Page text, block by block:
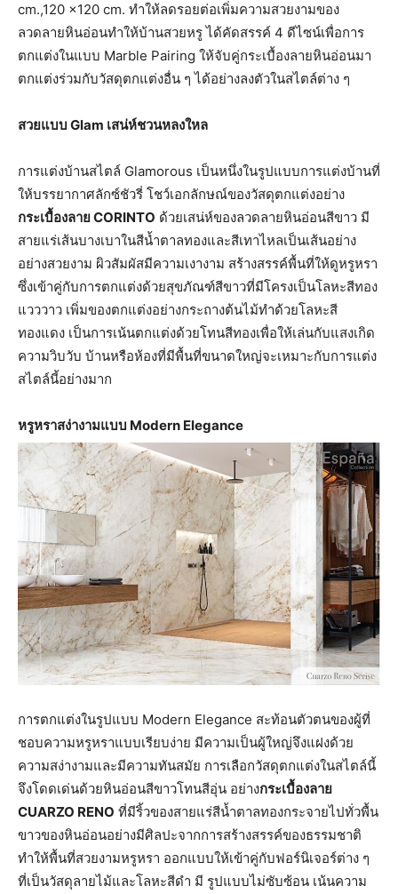
cm.,120 x120 cm. ทำให้ลดรอยต่อเพิ่มความสวยงามของ
ลวดลายหินอ่อนทำให้บ้านสวยหรู ได้คัดสรรค์ 4 ดีไซน์เพื่อการ
ตกแต่งในแบบ Marble Pairing ให้จับคู่กระเบื้องลายหินอ่อนมา
ตกแต่งร่วมกับวัสดุตกแต่งอื่น ๆ ได้อย่างลงตัวในสไตล์ต่าง ๆ
สวยแบบ Glam เสน่ห์ชวนหลงใหล
การแต่งบ้านสไตล์ Glamorous เป็นหนึ่งในรูปแบบการแต่งบ้านที่
ให้บรรยากาศลักซ์ชัวรี่ โชว์เอกลักษณ์ของวัสดุตกแต่งอย่าง
กระเบื้องลาย CORINTO ด้วยเสน่ห์ของลวดลายหินอ่อนสีขาว มี
สายแร่เส้นบางเบาในสีน้ำตาลทองและสีเทาไหลเป็นเส้นอย่าง
อย่างสวยงาม ผิวสัมผัสมีความเงางาม สร้างสรรค์พื้นที่ให้ดูหรูหรา
ซึ่งเข้าคู่กับการตกแต่งด้วยสุขภัณฑ์สีขาวที่มีโครงเป็นโลหะสีทอง
แวววาว เพิ่มของตกแต่งอย่างกระถางต้นไม้ทำด้วยโลหะสี
ทองแดง เป็นการเน้นตกแต่งด้วยโทนสีทองเพื่อให้เล่นกับแสงเกิด
ความวิบวับ บ้านหรือห้องที่มีพื้นที่ขนาดใหญ่จะเหมาะกับการแต่ง
สไตล์นี้อย่างมาก
หรูหราสง่างามแบบ Modern Elegance
การตกแต่งในรูปแบบ Modern Elegance สะท้อนตัวตนของผู้ที่
ชอบความหรูหราแบบเรียบง่าย มีความเป็นผู้ใหญ่จึงแฝงด้วย
ความสง่างามและมีความทันสมัย การเลือกวัสดุตกแต่งในสไตล์นี้
จึงโดดเด่นด้วยหินอ่อนสีขาวโทนสีอุ่น อย่างกระเบื้องลาย
CUARZO RENO ที่มีริ้วของสายแร่สีน้ำตาลทองกระจายไปทั่วพื้น
ขาวของหินอ่อนอย่างมีศิลปะจากการสร้างสรรค์ของธรรมชาติ
ทำให้พื้นที่สวยงามหรูหรา ออกแบบให้เข้าคู่กับฟอร์นิเจอร์ต่าง ๆ
ที่เป็นวัสดุลายไม้และโลหะสีดำ มี รูปแบบไม่ซับซ้อน เน้นความ